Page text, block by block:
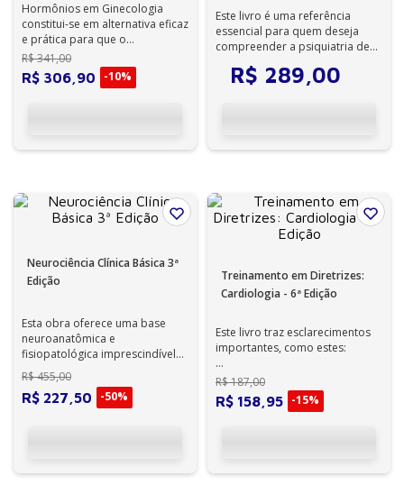
Hormônios em Ginecologia
constitui-se em alternativa eficaz
e prática para que o
ginecologista e obstetra se
atualize se...
R$341,00
R$ 306 90 -10%
Este livro é uma referência
essencial para quem deseja
compreender a psiquiatria de
aplicada ...
R$ 289 00
Neurociência Clínica Básica 3ª
Edição
Esta obra oferece uma base
neuroanatômica e
fisiopatológica imprescindível
para a compreensão das
anormalidades neurológ...
R$455,00
R$ 227 50 -50%
Treinamento em Diretrizes:
Cardiologia - 6ª Edição
Este livro traz esclarecimentos
importantes, como estes:
• Em quais pontos as diretrizes
divergem no tratamen...
R$187,00
R$ 158 95 -15%